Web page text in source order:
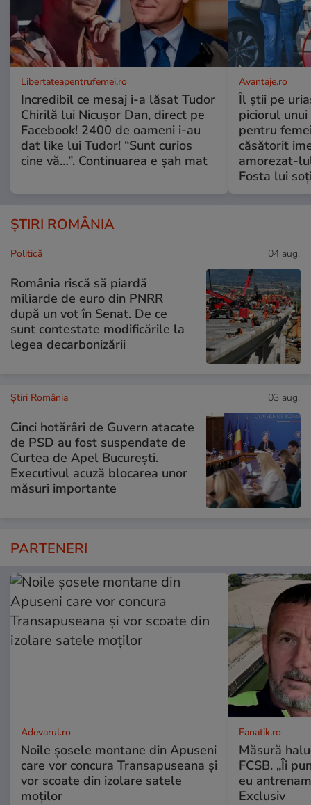
Libertateapentrufemei.ro
Incredibil ce mesaj i-a lăsat Tudor
Chirilă lui Nicușor Dan, direct pe
Facebook! 2400 de oameni i-au
dat like lui Tudor! “Sunt curios
cine vă…”. Continuarea e șah mat
Avantaje.ro
Îl știi pe
piciorul
pentru
căsătorit
amorezat-
Fosta lui
ȘTIRI ROMÂNIA
Politică 04 aug.
România riscă să piardă
miliarde de euro din PNRR
după un vot în Senat. De ce
sunt contestate modificările la
legea decarbonizării
Știri România 03 aug.
Cinci hotărâri de Guvern atacate
de PSD au fost suspendate de
Curtea de Apel București.
Executivul acuză blocarea unor
măsuri importante
PARTENERI
Adevarul.ro
Noile șosele montane din Apuseni
care vor concura Transapuseana și
vor scoate din izolare satele
moților
Fanatik.ro
Măsură
FCSB. „Îi
eu
Exclusiv